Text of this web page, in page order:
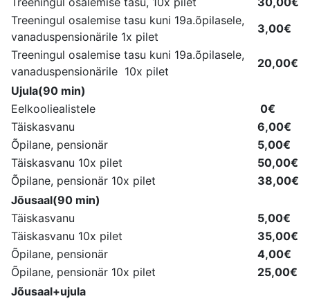
Treeningul osalemise tasu kuni 19a.õpilasele,
vanaduspensionärile 1x pilet
3,00€
Treeningul osalemise tasu kuni 19a.õpilasele,
vanaduspensionärile 10x pilet
20,00€
Ujula(90 min)
Eelkooliealistele
0€
Täiskasvanu
6,00€
Õpilane, pensionär
5,00€
Täiskasvanu 10x pilet
50,00€
Õpilane, pensionär 10x pilet
38,00€
Jõusaal(90 min)
Täiskasvanu
5,00€
Täiskasvanu 10x pilet
35,00€
Õpilane, pensionär
4,00€
Õpilane, pensionär 10x pilet
25,00€
Jõusaal+ujula